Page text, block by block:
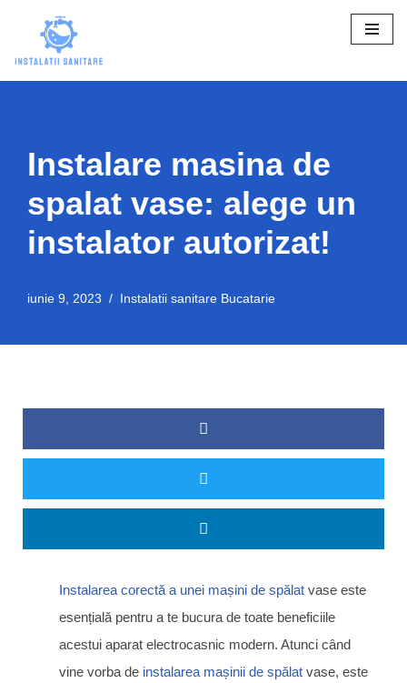
la
Instalare masina de
spalat vase: alege un
instalator autorizat!
iunie 9, 2023 Instalatii sanitare Bucatarie
Instalarea corectă a unei mașini de spălat vase este
esențială pentru a te bucura de toate beneficiile
acestui aparat electrocasnic modern. Atunci când
vine vorba de instalarea mașinii de spălat vase, este